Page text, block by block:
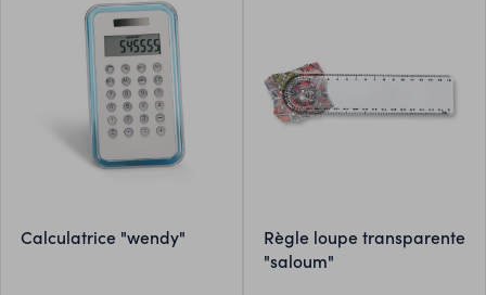
calculatrice "wendy"
règle loupe transparente
"saloum"